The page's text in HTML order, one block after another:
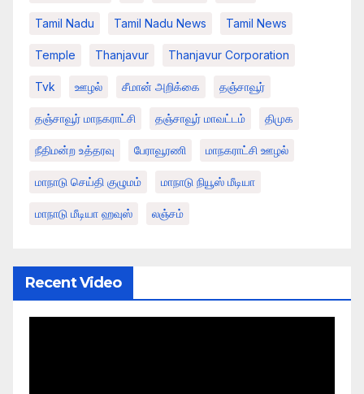
Tamil Nadu Tamil Nadu News Tamil News
Temple Thanjavur Thanjavur Corporation
Tvk ஊழல் சீமான் அறிக்கை தஞ்சாவூர்
தஞ்சாவூர் மாநகராட்சி தஞ்சாவூர் மாவட்டம் திமுக
நீதிமன்ற உத்தரவு பேராவூரணி மாநகராட்சி ஊழல்
மாநாடு செய்தி குழுமம் மாநாடு நியூஸ் மீடியா
மாநாடு மீடியா ஹவுஸ் லஞ்சம்
Recent Video